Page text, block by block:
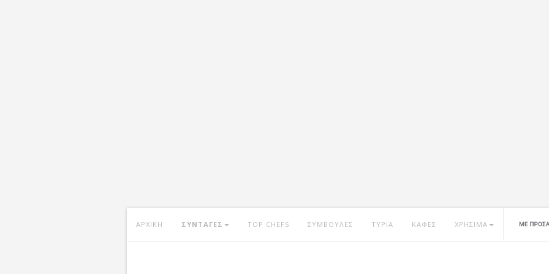
ΑΡΧΙΚΗ ΣΥΝΤΑΓΕΣ TOP CHEFS ΣΥΜΒΟΥΛΕΣ ΤΥΡΙΑ ΚΑΦΕΣ ΧΡΗΣΙΜΑ